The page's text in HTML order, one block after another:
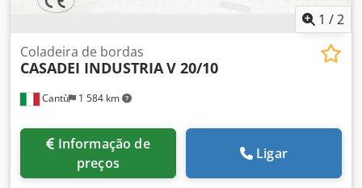
1 /2
Cantù 1 584 km
Coladeira de bordas
CASADEI INDUSTRIAV 20/10
preços
Ligar